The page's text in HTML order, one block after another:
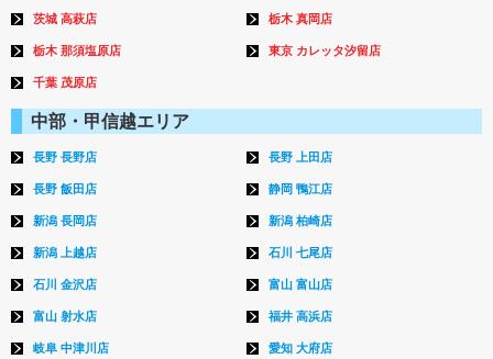
茨城 高萩店 栃木 真岡店
栃木 那須塩原店 東京 カレッタ汐留店
千葉 茂原店
中部・甲信越エリア
長野 長野店 長野 上田店
長野 飯田店 静岡 鴨江店
新潟 長岡店 新潟 柏崎店
新潟 上越店 石川 七尾店
石川 金沢店 富山 富山店
富山 射水店 福井 高浜店
岐阜 中津川店 愛知 大府店